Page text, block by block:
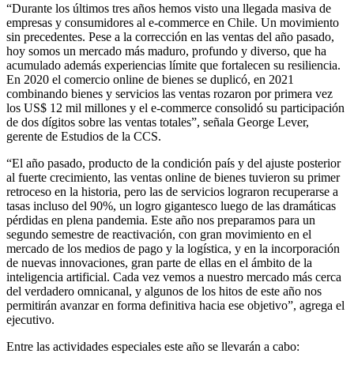
“Durante los últimos tres años hemos visto una llegada masiva de
empresas y consumidores al e-commerce en Chile. Un movimiento
sin precedentes. Pese a la corrección en las ventas del año pasado,
hoy somos un mercado más maduro, profundo y diverso, que ha
acumulado además experiencias límite que fortalecen su resiliencia.
En 2020 el comercio online de bienes se duplicó, en 2021
combinando bienes y servicios las ventas rozaron por primera vez
los US$ 12 mil millones y el e-commerce consolidó su participación
de dos dígitos sobre las ventas totales”, señala George Lever,
gerente de Estudios de la CCS.
“El año pasado, producto de la condición país y del ajuste posterior
al fuerte crecimiento, las ventas online de bienes tuvieron su primer
retroceso en la historia, pero las de servicios lograron recuperarse a
tasas incluso del 90%, un logro gigantesco luego de las dramáticas
pérdidas en plena pandemia. Este año nos preparamos para un
segundo semestre de reactivación, con gran movimiento en el
mercado de los medios de pago y la logística, y en la incorporación
de nuevas innovaciones, gran parte de ellas en el ámbito de la
inteligencia artificial. Cada vez vemos a nuestro mercado más cerca
del verdadero omnicanal, y algunos de los hitos de este año nos
permitirán avanzar en forma definitiva hacia ese objetivo”, agrega el
ejecutivo.
Entre las actividades especiales este año se llevarán a cabo: